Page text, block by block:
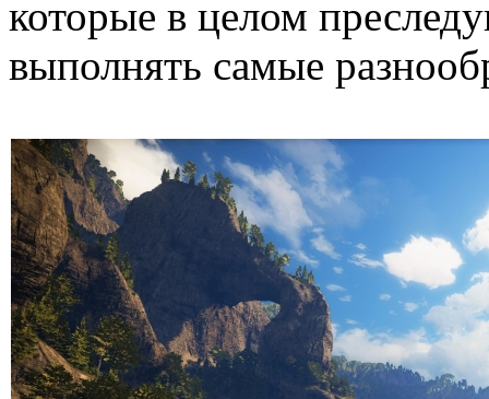
которые в целом
выполнять самые